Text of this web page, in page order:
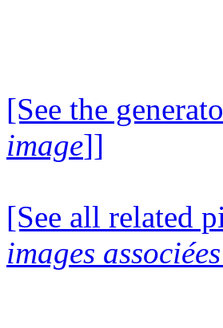
[See the
image]]
[See all related
images